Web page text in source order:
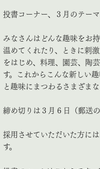
投書コーナー、３月のテー
みなさんはどんな趣味をお
温めてくれたり、ときに刺
をはじめ、料理、園芸、陶
す。これからこんな新しい
と趣味にまつわるさまざま
締め切りは３月６日（郵送
採用させていただいた方に
す。